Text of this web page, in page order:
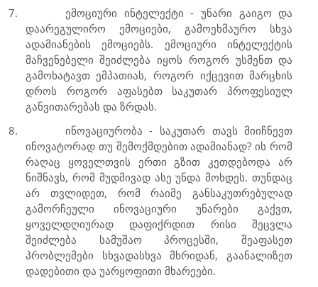
7.
ემოციური ინტელექტი - უნარი გაიგო და
დაარეგულირო ემოციები, გამოეხმაურო სხვა
ადამიანების ემოციებს. ემოციური ინტელექტის
მაჩვენებელი შეიძლება იყოს როგორ უსმენთ და
გამოხატავთ ემპათიას, როგორ იქცევით მარცხის
დროს როგორ აფასებთ საკუთარ პროფესიულ
განვითარებას და ზრდას.
8.
ინოვაციურობა - საკუთარ თავს მიიჩნევთ
ინოვატორად თუ შემოქმდებით ადამიანად? ის რომ
რაღაც ყოველთვის ერთი გზით კეთდებოდა არ
ნიშნავს, რომ მუდმივად ასე უნდა მოხდეს. თუნდაც
არ თვლიდეთ, რომ რაიმე განსაკუთრებულად
გამორჩეული ინოვაციური უნარები გაქვთ,
ყოველდღიურად დაფიქრდით რისი შეცვლა
შეიძლება სამუშაო პროცესში, შეაფასეთ
პრობლემები სხვადასხვა მხრიდან, გაანალიზეთ
დადებითი და უარყოფითი მხარეები.